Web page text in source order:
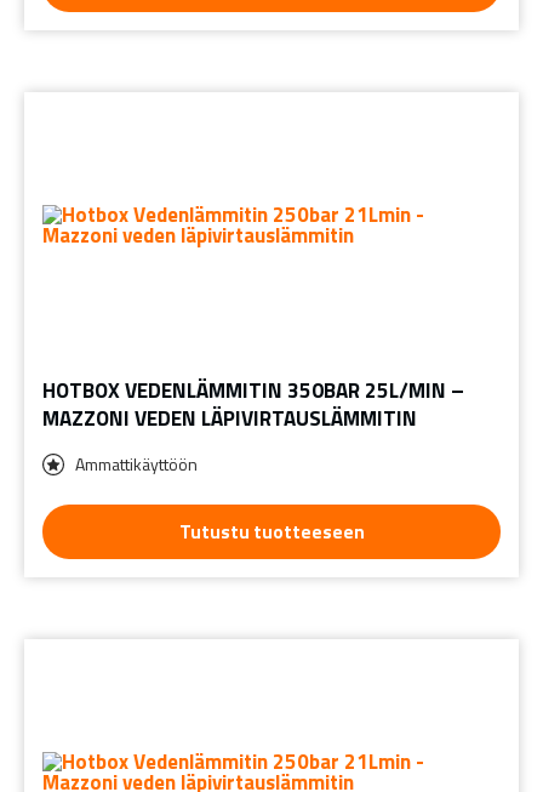
HOTBOX VEDENLÄMMITIN 350BAR 25L/MIN –
MAZZONI VEDEN LÄPIVIRTAUSLÄMMITIN
Ammattikäyttöön
Tutustu tuotteeseen